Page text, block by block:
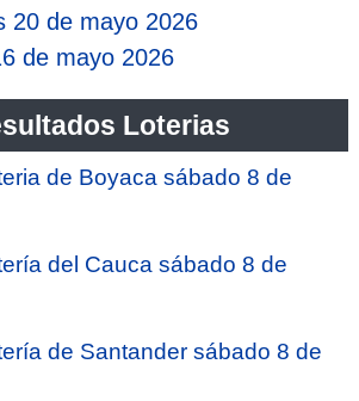
la suerte
20 de mayo 2026
de mayo 2026
Loterias
de Boyaca sábado 8 de
del Cauca sábado 8 de
de Santander sábado 8 de